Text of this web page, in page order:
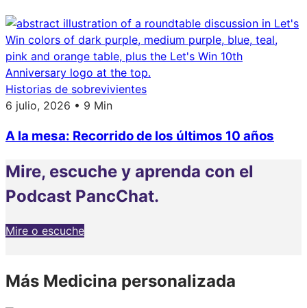
Historias de sobrevivientes
6 julio, 2026 • 9 Min
A la mesa: Recorrido de los últimos 10 años
Mire, escuche y aprenda con el
Podcast PancChat.
Mire o escuche
Más Medicina personalizada